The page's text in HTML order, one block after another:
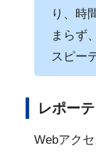
り、時
まらず
スピー
レポー
Webアク